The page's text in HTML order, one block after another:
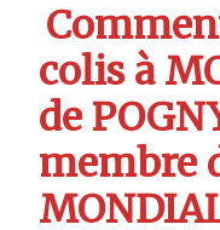
colis à
de
membre